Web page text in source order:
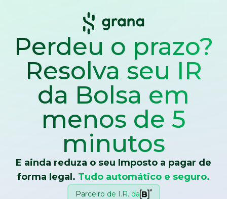
Perdeu o prazo?
Resolva seu IR
da Bolsa em
menos de 5
minutos
E ainda reduza o seu Imposto a pagar de
forma legal. Tudo automático e seguro.
Parceiro de I.R. da